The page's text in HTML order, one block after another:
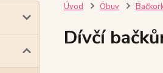
Úvod Obuv
Dívčí